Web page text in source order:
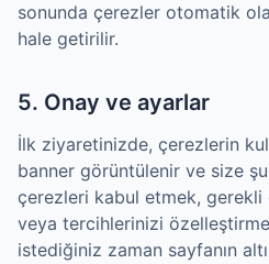
sonunda çerezler otomatik
hale getirilir.
5. Onay ve ayarlar
İlk ziyaretinizde, çerezlerin
banner görüntülenir ve size
çerezleri kabul etmek, gerekli
veya tercihlerinizi
istediğiniz zaman sayfanın